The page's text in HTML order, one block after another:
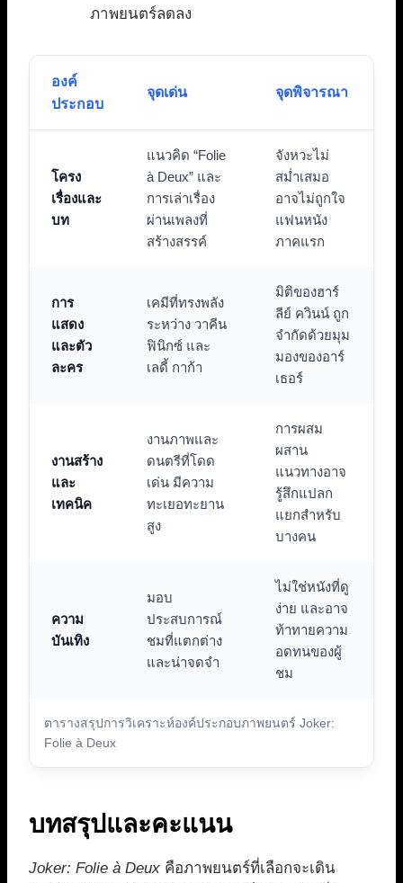
ภาพยนตร์ลดลง
ตารางสรุปการวิเคราะห์องค์ประกอบภาพยนตร์ Joker:
Folie à Deux
องค์
ประกอบ
จุดเด่น จุดพิจารณา
โครง
เรื่องและ
บท
แนวคิด “Folie
à Deux” และ
การเล่าเรื่อง
ผ่านเพลงที่
สร้างสรรค์
จังหวะไม่
สม่ำเสมอ
อาจไม่ถูกใจ
แฟนหนัง
ภาคแรก
การ
แสดง
และตัว
ละคร
เคมีที่ทรงพลัง
ระหว่าง วาคีน
ฟินิกซ์ และ
เลดี้ กาก้า
มิติของฮาร์
ลีย์ ควินน์ ถูก
จำกัดด้วยมุม
มองของอาร์
เธอร์
งานสร้าง
และ
เทคนิค
งานภาพและ
ดนตรีที่โดด
เด่น มีความ
ทะเยอทะยาน
สูง
การผสม
ผสาน
แนวทางอาจ
รู้สึกแปลก
แยกสำหรับ
บางคน
ความ
บันเทิง
มอบ
ประสบการณ์
ชมที่แตกต่าง
และน่าจดจำ
ไม่ใช่หนังที่ดู
ง่าย และอาจ
ท้าทายความ
อดทนของผู้
ชม
บทสรุปและคะแนน
Joker: Folie à Deux คือภาพยนตร์ที่เลือกจะเดิน